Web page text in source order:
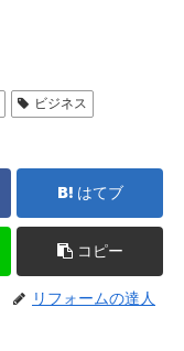
ビジネス
はてブ
コピー
リフォームの達人